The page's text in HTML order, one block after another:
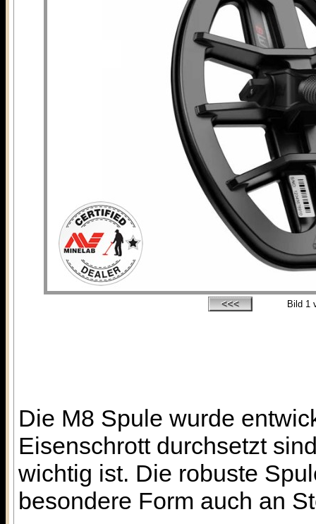
Bild 1
Die M8 Spule wurde
Eisenschrott durchsetzt
wichtig ist. Die robuste
besondere Form auch an